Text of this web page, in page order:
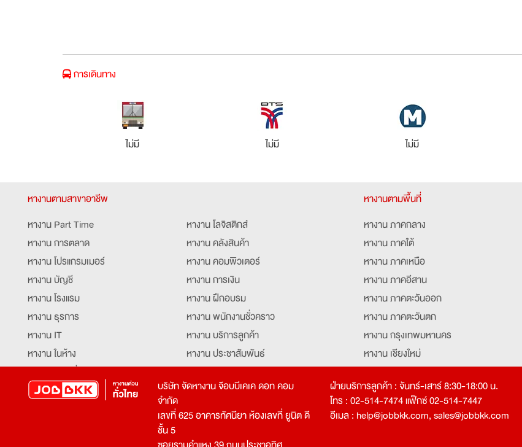
การเดินทาง
ไม่มี ไม่มี ไม่มี
หางานตามสาขาอาชีพ
หางาน Part Time
หางาน การตลาด
หางาน โปรแกรมเมอร์
หางาน บัญชี
หางาน โรงแรม
หางาน ธุรการ
หางาน IT
หางาน ในห้าง
หางาน จัดซื้อ
หางาน โลจิสติกส์
หางาน คลังสินค้า
หางาน คอมพิวเตอร์
หางาน การเงิน
หางาน ฝึกอบรม
หางาน พนักงานชั่วคราว
หางาน บริการลูกค้า
หางาน ประชาสัมพันธ์
หางาน ประสานงาน
หางาน จองตั๋ว
หางานตามพื้นที่
หางาน ภาคกลาง
หางาน ภาคใต้
หางาน ภาคเหนือ
หางาน ภาคอีสาน
หางาน ภาคตะวันออก
หางาน ภาคตะวันตก
หางาน กรุงเทพมหานคร
หางาน เชียงใหม่
บริษัท จัดหางาน จ๊อบบีเคเค ดอท คอม
จำกัด
เลขที่ 625 อาคารทัศนียา ห้องเลขที่ ยูนิต ดี
ชั้น 5
ฝ่ายบริการลูกค้า : จันทร์-เสาร์ 8:30-18:00 น.
โทร : 02-514-7474 แฟ็กซ์ 02-514-7447
อีเมล : help@jobbkk.com,sales@jobbkk.com